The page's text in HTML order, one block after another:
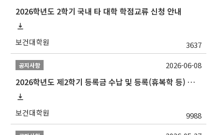
2026학년도 2학기 국내 타 대학 학점교류 신청 안내
보건대학원 3637
공지사항
2026학년도 제2학기 등록금 수납 및 등록(휴복학 등) 일정 안내
보건대학원 9988
2026-06-08